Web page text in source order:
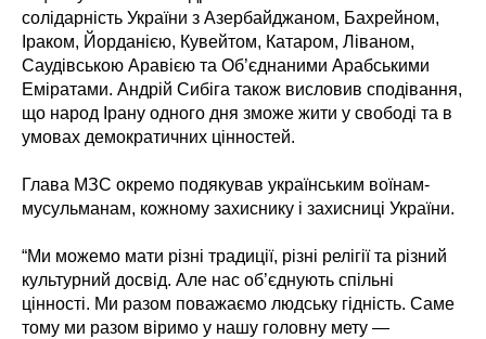
солідарність України з Азербайджаном, Бахрейном,
Іраком, Йорданією, Кувейтом, Катаром, Ліваном,
Саудівською Аравією та Об’єднаними Арабськими
Еміратами. Андрій Сибіга також висловив сподівання,
що народ Ірану одного дня зможе жити у свободі та в
умовах демократичних цінностей.
Глава МЗС окремо подякував українським воїнам-
мусульманам, кожному захиснику і захисниці України.
“Ми можемо мати різні традиції, різні релігії та різний
культурний досвід. Але нас об’єднують спільні
цінності. Ми разом поважаємо людську гідність. Саме
тому ми разом віримо у нашу головну мету —